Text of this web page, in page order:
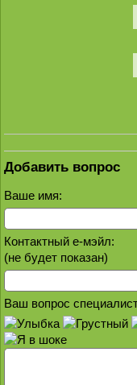
Добавить вопрос
Ваше имя:
Контактный е-мэйл:
(не будет показан)
Ваш вопрос